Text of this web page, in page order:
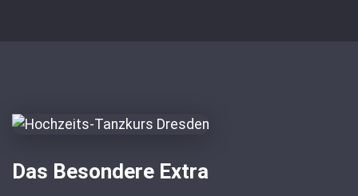
Das Besondere Extra